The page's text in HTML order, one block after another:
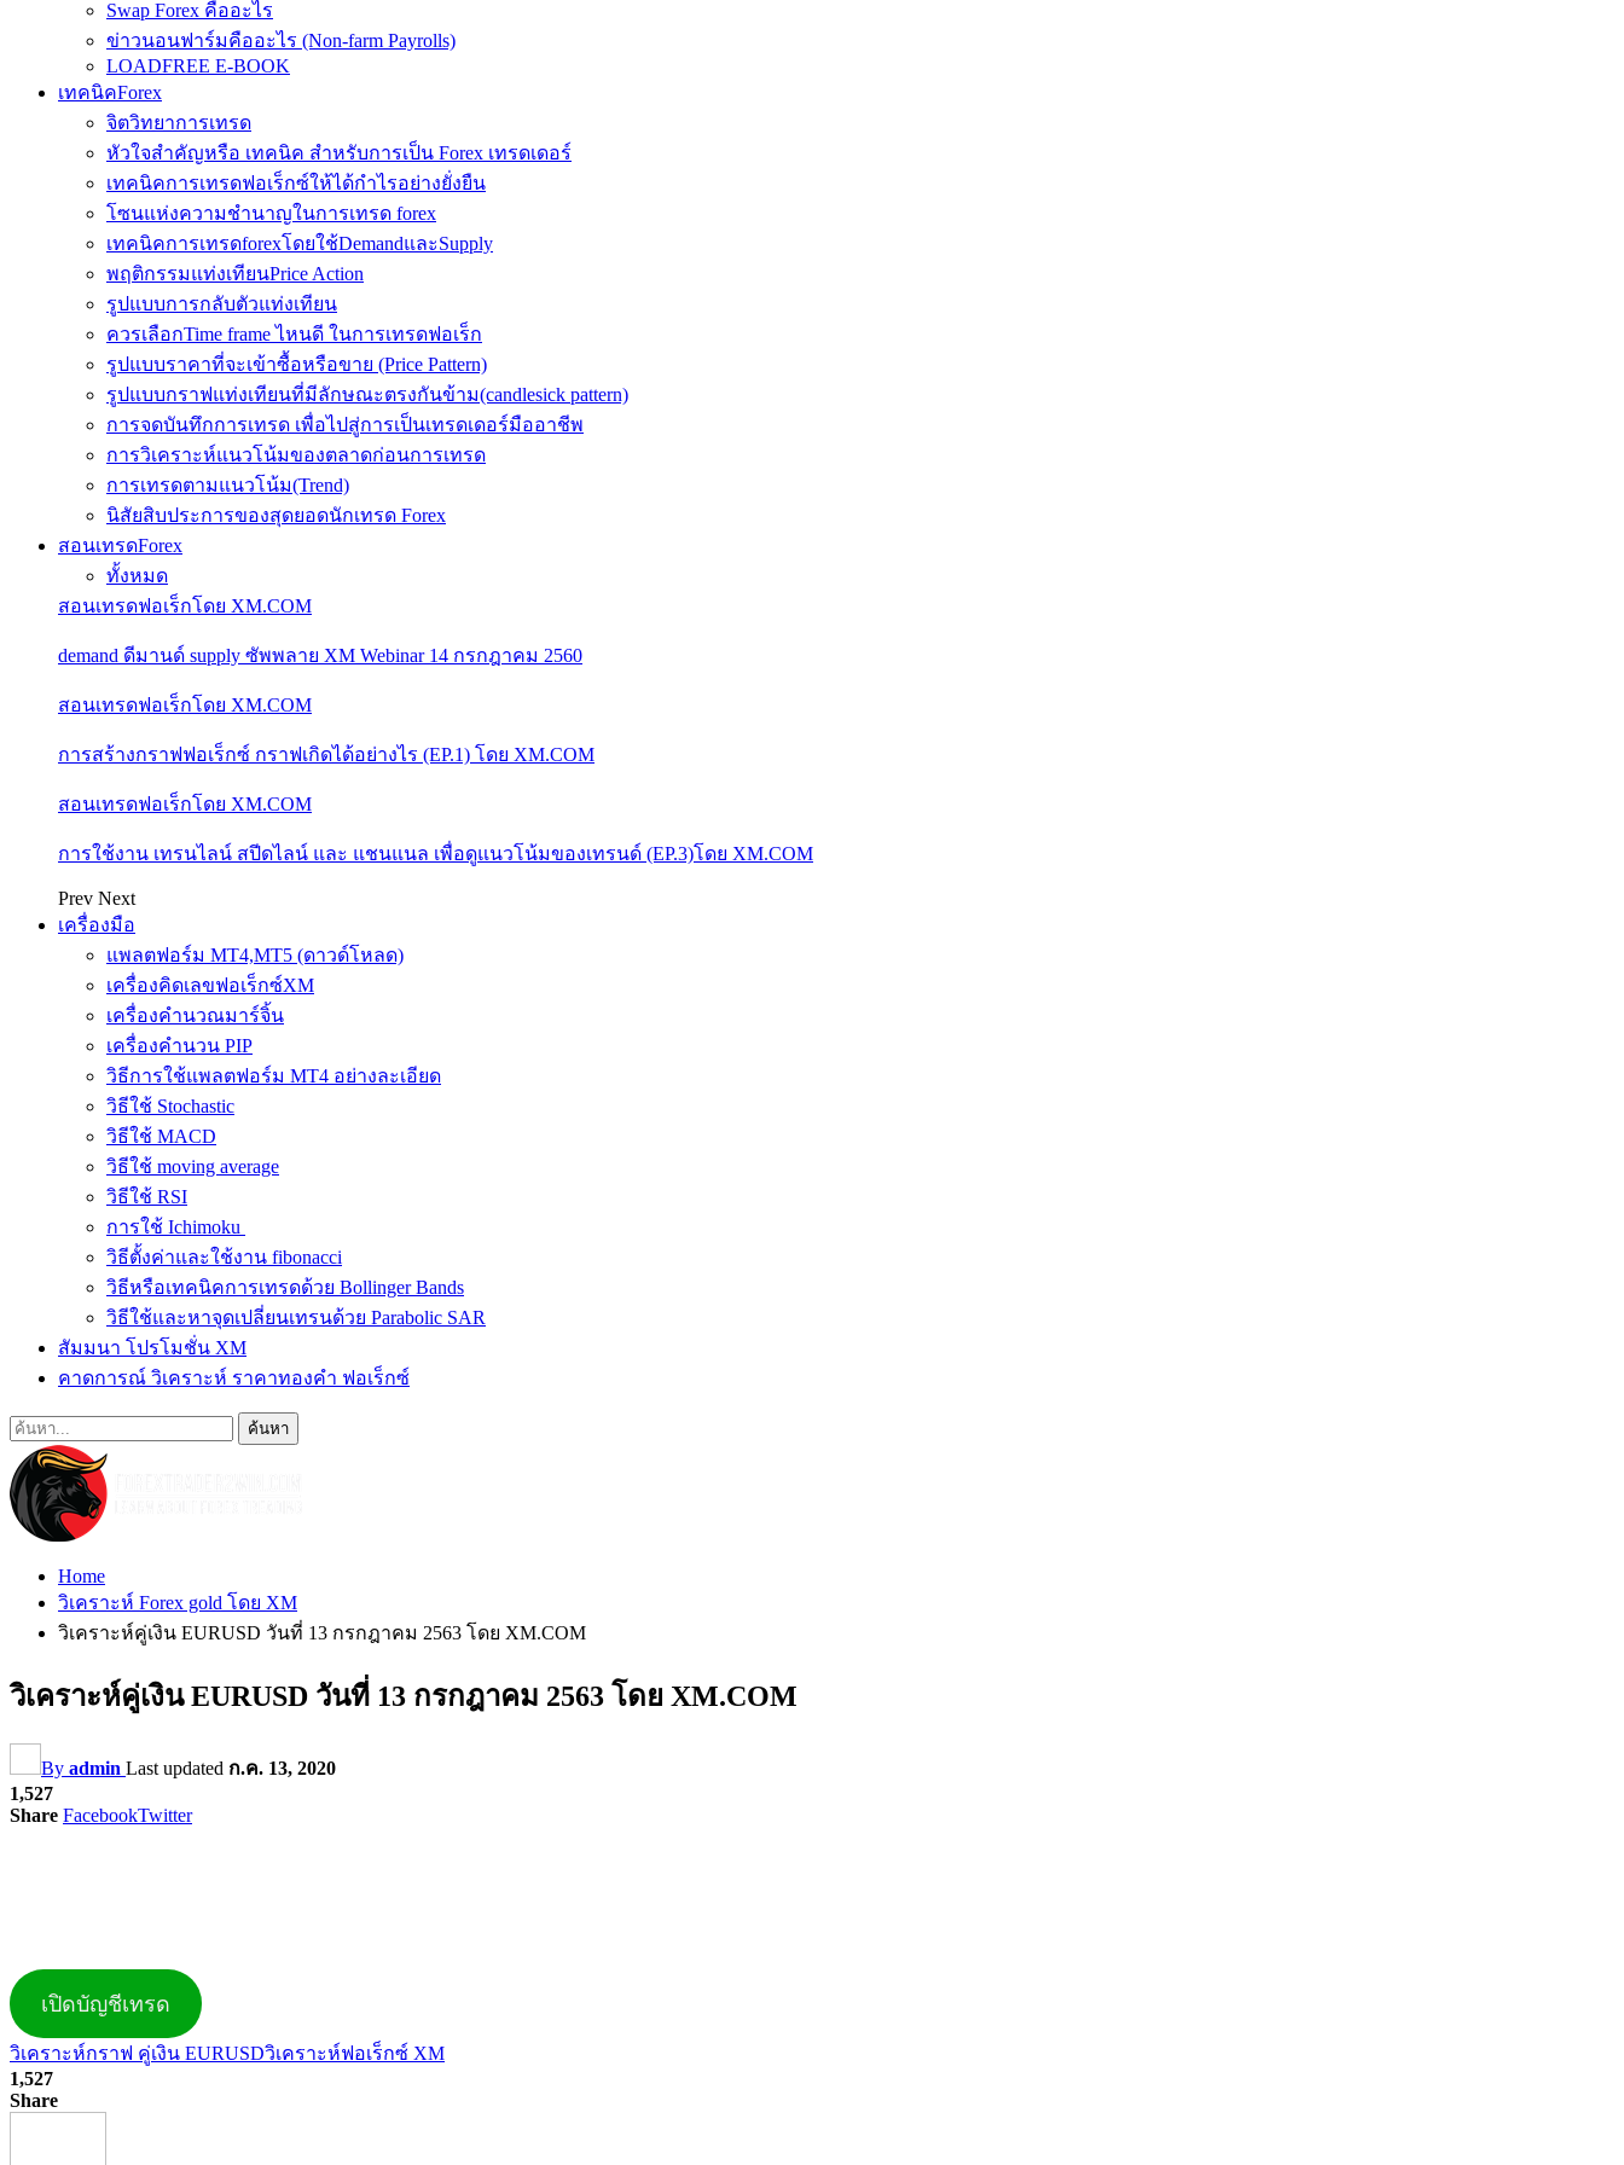
Swap Forex คืออะไร
ข่าวนอนฟาร์มคืออะไร (Non-farm Payrolls)
LOADFREE E-BOOK
เทคนิคForex
จิตวิทยาการเทรด
หัวใจสำคัญหรือ เทคนิค สำหรับการเป็น Forex เทรดเดอร์
เทคนิคการเทรดฟอเร็กซ์ให้ได้กำไรอย่างยั่งยืน
โซนแห่งความชำนาญในการเทรด forex
เทคนิคการเทรดforexโดยใช้DemandและSupply
พฤติกรรมแท่งเทียนPrice Action
รูปแบบการกลับตัวแท่งเทียน
ควรเลือกTime frame ไหนดี ในการเทรดฟอเร็ก
รูปแบบราคาที่จะเข้าซื้อหรือขาย (Price Pattern)
รูปแบบกราฟแท่งเทียนที่มีลักษณะตรงกันข้าม(candlesick pattern)
การจดบันทึกการเทรด เพื่อไปสู่การเป็นเทรดเดอร์มืออาชีพ
การวิเคราะห์แนวโน้มของตลาดก่อนการเทรด
การเทรดตามแนวโน้ม(Trend)
นิสัยสิบประการของสุดยอดนักเทรด Forex
สอนเทรดForex
ทั้งหมด
สอนเทรดฟอเร็กโดย XM.COM
demand ดีมานด์ supply ซัพพลาย XM Webinar 14 กรกฎาคม 2560
สอนเทรดฟอเร็กโดย XM.COM
การสร้างกราฟฟอเร็กซ์ กราฟเกิดได้อย่างไร (EP.1) โดย XM.COM
สอนเทรดฟอเร็กโดย XM.COM
การใช้งาน เทรนไลน์ สปีดไลน์ และ แชนแนล เพื่อดูแนวโน้มของเทรนด์ (EP.3)โดย XM.COM
Prev Next
เครื่องมือ
แพลตฟอร์ม MT4,MT5 (ดาวด์โหลด)
เครื่องคิดเลขฟอเร็กซ์XM
เครื่องคำนวณมาร์จิ้น
เครื่องคำนวน PIP
วิธีการใช้แพลตฟอร์ม MT4 อย่างละเอียด
วิธีใช้ Stochastic
วิธีใช้ MACD
วิธีใช้ moving average
วิธีใช้ RSI
การใช้ Ichimoku
วิธีตั้งค่าและใช้งาน fibonacci
วิธีหรือเทคนิคการเทรดด้วย Bollinger Bands
วิธีใช้และหาจุดเปลี่ยนเทรนด้วย Parabolic SAR
สัมมนา โปรโมชั่น XM
คาดการณ์ วิเคราะห์ ราคาทองคำ ฟอเร็กซ์
Home
วิเคราะห์ Forex gold โดย XM
วิเคราะห์คู่เงิน EURUSD วันที่ 13 กรกฎาคม 2563 โดย XM.COM
วิเคราะห์คู่เงิน EURUSD วันที่ 13 กรกฎาคม 2563 โดย XM.COM
By admin Last updated ก.ค. 13, 2020
1,527
Share FacebookTwitter
เปิดบัญชีเทรด
วิเคราะห์กราฟ คู่เงิน EURUSDวิเคราะห์ฟอเร็กซ์ XM
1,527
Share